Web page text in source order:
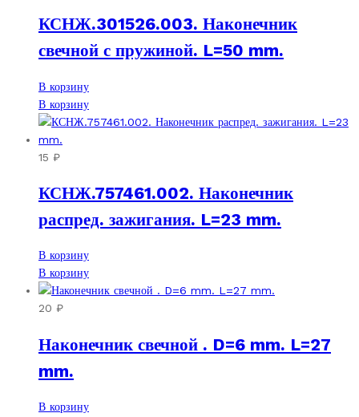
КСНЖ.301526.003. Наконечник
свечной с пружиной. L=50 mm.
В корзину
В корзину
15 ₽
КСНЖ.757461.002. Наконечник
распред. зажигания. L=23 mm.
В корзину
В корзину
20 ₽
Наконечник свечной . D=6 mm. L=27
mm.
В корзину